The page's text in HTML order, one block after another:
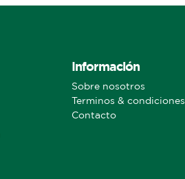
Información
Sobre nosotros
Terminos & condiciones
Contacto